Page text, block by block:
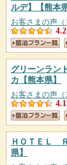
ルデ】
【熊本
お客さまの声（
グリーンラン
カ 【熊本県】
お客さまの声（
ＨＯＴＥＬ
県】